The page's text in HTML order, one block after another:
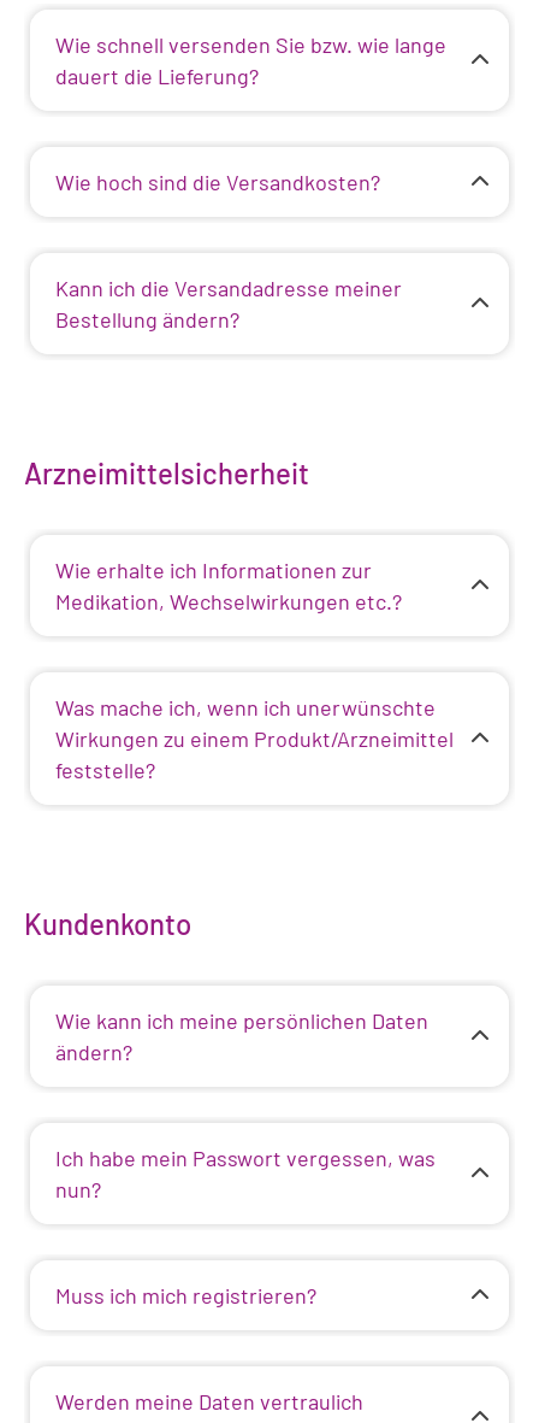
Wie schnell versenden Sie bzw. wie lange
dauert die Lieferung?
Wie hoch sind die Versandkosten?
Kann ich die Versandadresse meiner
Bestellung ändern?
Arzneimittelsicherheit
Wie erhalte ich Informationen zur
Medikation, Wechselwirkungen etc.?
Was mache ich, wenn ich unerwünschte
Wirkungen zu einem Produkt/Arzneimittel
feststelle?
Kundenkonto
Wie kann ich meine persönlichen Daten
ändern?
Ich habe mein Passwort vergessen, was
nun?
Muss ich mich registrieren?
Werden meine Daten vertraulich